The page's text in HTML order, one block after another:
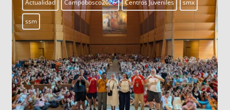
Actualidad Campobosco2026 Centros Juveniles smx
ssm